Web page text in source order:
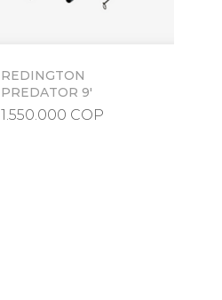
Vista rápida
REDINGTON
PREDATOR 9'
Precio
1.550.000 COP